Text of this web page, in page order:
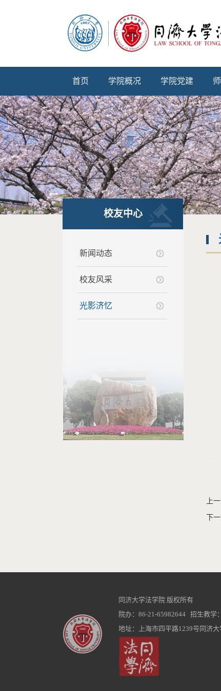
首页 学院概况 学院党建
校友中心
新闻动态
校友风采
光影济忆
上
下
同济大学法学院 版权所有
院办：86-21-65982644 招生教学
地址：上海市四平路1239号同济